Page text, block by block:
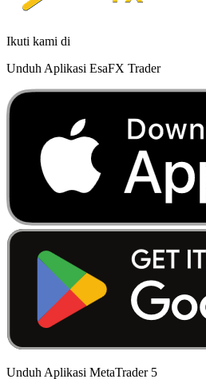
Ikuti kami di
Unduh Aplikasi EsaFX Trader
Unduh Aplikasi MetaTrader 5